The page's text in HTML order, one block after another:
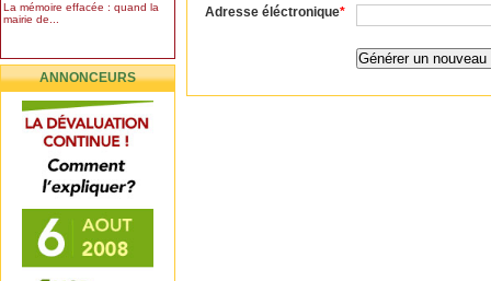
La mémoire effacée : quand la
mairie de...
ANNONCEURS
Adresse éléctronique